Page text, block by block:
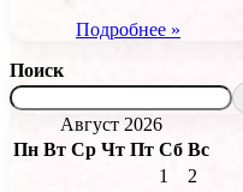
Подробнее »
Поиск
Август 2026
Пн Вт Ср Чт Пт Сб Вс
1
2